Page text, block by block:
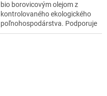
bio borovicovým olejom z
kontrolovaného ekologického
poľnohospodárstva. Podporuje
prirodzenú rovnováhu tela a